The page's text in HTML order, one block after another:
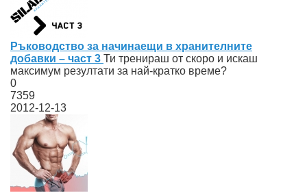
Ръководство за начинаещи в хранителните
добавки – част 3 Ти тренираш от скоро и искаш
максимум резултати за най-кратко време?
0
7359
2012-12-13